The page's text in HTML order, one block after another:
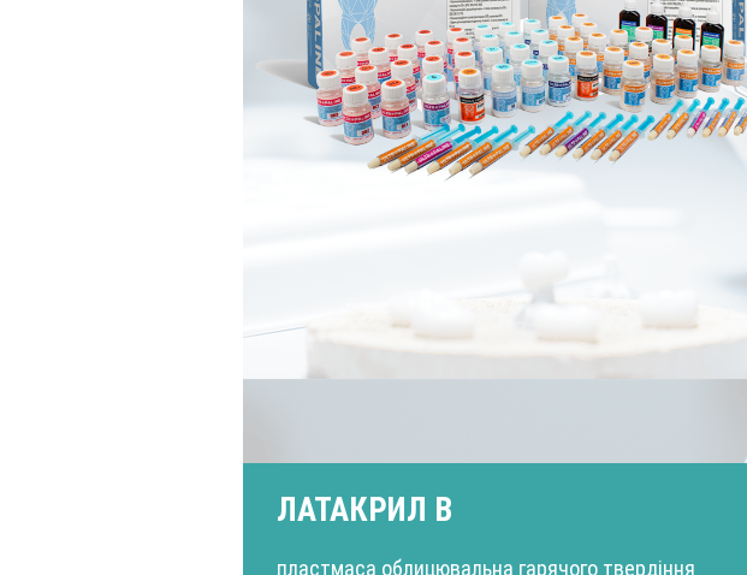
ЛАТАКРИЛ В
пластмаса облицювальна гарячого твердіння